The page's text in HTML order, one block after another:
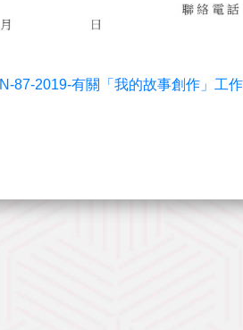
N-87-2019-有關「我的故事創作」工